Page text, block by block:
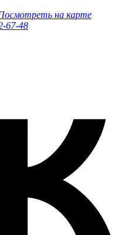
на карте
67-48‬